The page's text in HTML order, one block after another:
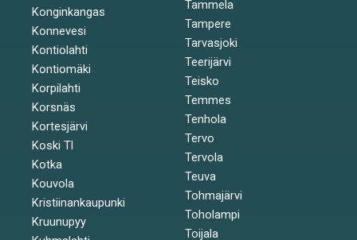
Konginkangas
Konnevesi
Kontiolahti
Kontiomäki
Korpilahti
Korsnäs
Kortesjärvi
Koski Tl
Kotka
Kouvola
Kristiinankaupunki
Kruunupyy
Tammela
Tampere
Tarvasjoki
Teerijärvi
Teisko
Temmes
Tenhola
Tervo
Tervola
Teuva
Tohmajärvi
Toholampi
Toijala